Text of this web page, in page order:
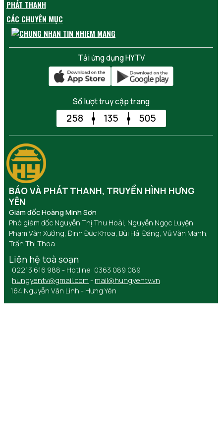
PHÁT THANH
CÁC CHUYÊN MỤC
Tải ứng dụng HYTV
Số lượt truy cập trang
258 135 505
BÁO VÀ PHÁT THANH, TRUYỀN HÌNH HƯNG
YÊN
Giám đốc Hoàng Minh Sơn
Phó giám đốc Nguyễn Thị Thu Hoài, Nguyễn Ngọc Luyện,
Phạm Văn Xướng, Đinh Đức Khoa, Bùi Hải Đăng, Vũ Văn Mạnh,
Trần Thị Thoa
Liên hệ toà soạn
02213 616 988 - Hotline: 0363 089 089
hungyentv@gmail.com - mail@hungyentv.vn
164 Nguyễn Văn Linh - Hưng Yên